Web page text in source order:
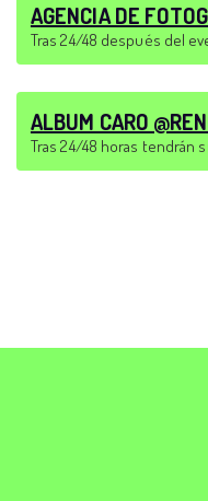
AGENCIA DE
Tras 24/48 después del
ALBUM CARO
Tras 24/48 horas tendrán